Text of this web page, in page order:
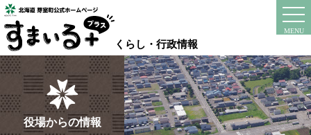
本
文
へ
移
動
る
くらし・行政情報
MENU
instagram
役場からの情報